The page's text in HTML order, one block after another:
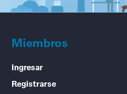
Miembros
Ingresar
Registrarse